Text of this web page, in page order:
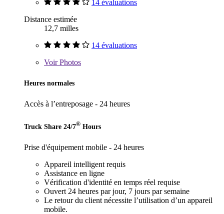
14 évaluations
Distance estimée
12,7 milles
14 évaluations
VoirPhotos
Heures normales
Accès à l’entreposage - 24 heures
Truck Share 24/7® Hours
Prise d'équipement mobile - 24 heures
Appareil intelligent requis
Assistance en ligne
Vérification d'identité en temps réel requise
Ouvert 24 heures par jour, 7 jours par semaine
Le retour du client nécessite l’utilisation d’un appareil
mobile.